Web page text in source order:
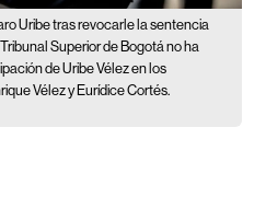
Uribe tras revocarle la sentencia
Superior de Bogotá no ha
de Uribe Vélez en los
Vélez y Eurídice Cortés.